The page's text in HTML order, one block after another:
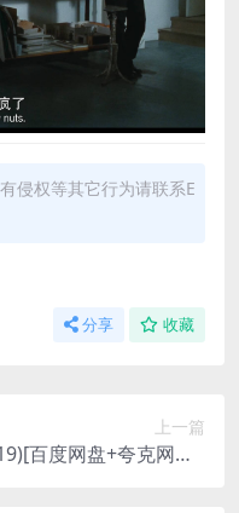
侵权等其它行为请联系E
分享 收藏
上一篇
百度网盘+夸克网盘1